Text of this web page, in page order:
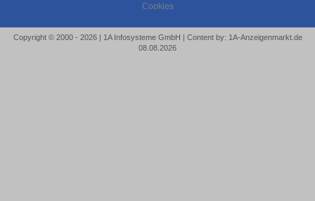
Cookies
Copyright © 2000 - 2026 | 1A Infosysteme GmbH | Content by: 1A-Anzeigenmarkt.de
08.08.2026